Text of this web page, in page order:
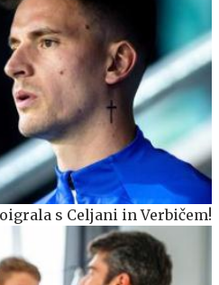
s Celjani in Verbičem!